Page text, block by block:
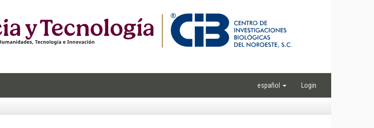
español Login